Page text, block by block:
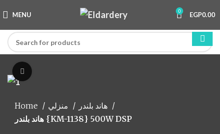
MENU 0 EGP0.00
Home
هاند بلندر {KM-1138} 500W DSP